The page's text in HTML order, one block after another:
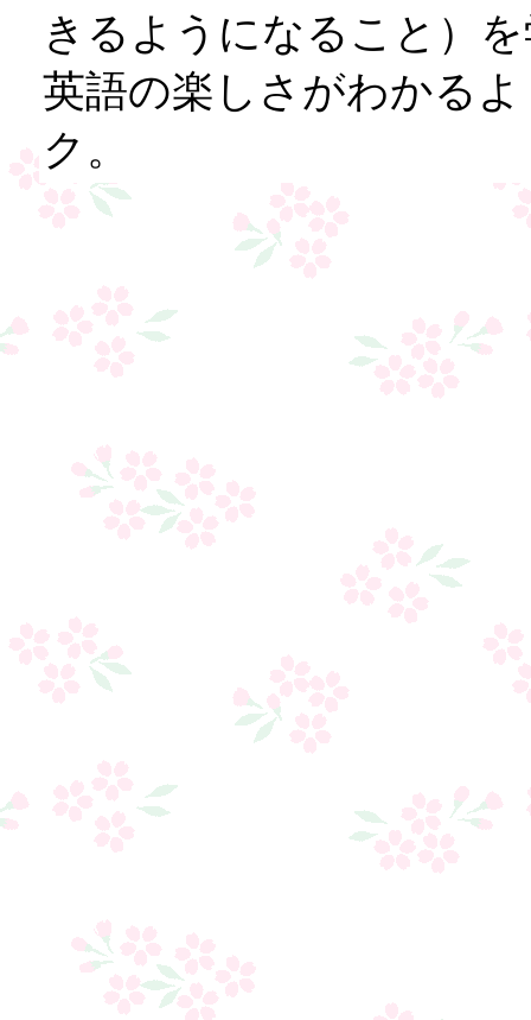
きるようになること）
英語の楽しさがわかる
ク。